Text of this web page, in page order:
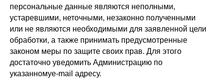
персональные данные являются неполными,
устаревшими, неточными, незаконно полученными
или не являются необходимыми для заявленной цели
обработки, а также принимать предусмотренные
законом меры по защите своих прав. Для этого
достаточно уведомить Администрацию по
указанномуe-mail адресу.